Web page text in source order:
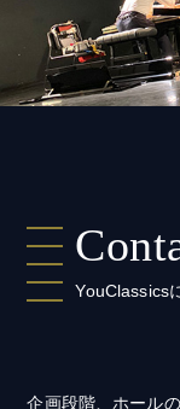
YouClassics
企画段階、ホール